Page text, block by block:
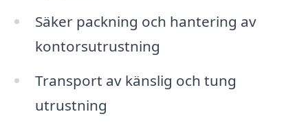
Säker packning och hantering av
kontorsutrustning
Transport av känslig och tung
utrustning